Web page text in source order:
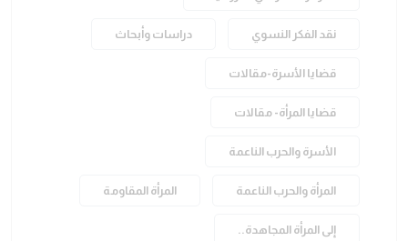
نقد الفكر النسوي دراسات وأبحاث
قضايا الأسرة-مقالات
قضايا المرأة- مقالات
الأسرة والحرب الناعمة
المرأة والحرب الناعمة المرأة المقاومة
إلى المرأة المجاهدة..